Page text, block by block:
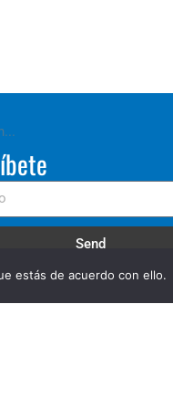
Send
estás de acuerdo con ello.